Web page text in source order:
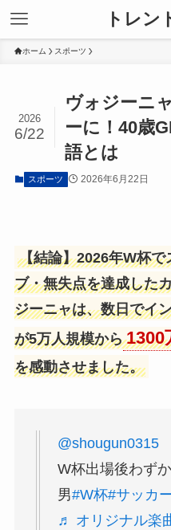
トレン
ホーム スポーツ
ヴォジーニ
ーに！40歳
語とは
2026
6/22
スポーツ 2026年6月22日
【結論】2026年W杯
ブ・無失点を達成した
ジーニャは、数日でイ
が5万人規模から 1300
を感動させました。
@shougun0315
W杯出場後わず
男#W杯#サッカ
♬ オリジナル楽